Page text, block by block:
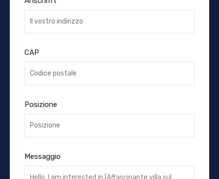
CAP
Posizione
Messaggio